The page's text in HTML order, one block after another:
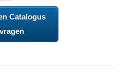
Catalogus